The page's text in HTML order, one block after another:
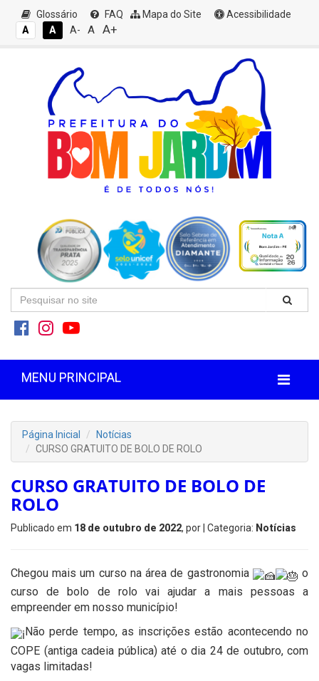
Glossário FAQ Mapa do Site
Acessibilidade
A
A A- A A+
MENU PRINCIPAL
Página Inicial
Notícias
CURSO GRATUITO DE BOLO DE ROLO
CURSO GRATUITO DE BOLO DE
ROLO
Publicado em 18 de outubro de 2022, por | Categoria: Notícias
Chegou mais um curso na área de gastronomia
o
curso de bolo de rolo vai ajudar a mais pessoas a
empreender em nosso município!
Não perde tempo, as inscrições estão acontecendo no
COPE (antiga cadeia pública) até o dia 24 de outubro, com
vagas limitadas!